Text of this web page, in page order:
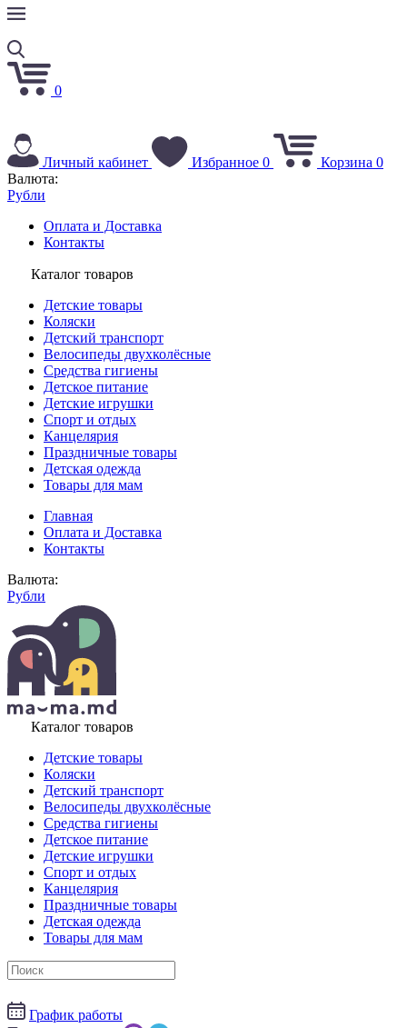
0
Личный кабинет Избранное 0 Корзина 0
Валюта:
Рубли
Оплата и Доставка
Контакты
Каталог товаров
Детские товары
Коляски
Детский транспорт
Велосипеды двухколёсные
Средства гигиены
Детское питание
Детские игрушки
Спорт и отдых
Канцелярия
Праздничные товары
Детская одежда
Товары для мам
Главная
Оплата и Доставка
Контакты
Валюта:
Рубли
Каталог товаров
Детские товары
Коляски
Детский транспорт
Велосипеды двухколёсные
Средства гигиены
Детское питание
Детские игрушки
Спорт и отдых
Канцелярия
Праздничные товары
Детская одежда
Товары для мам
График работы